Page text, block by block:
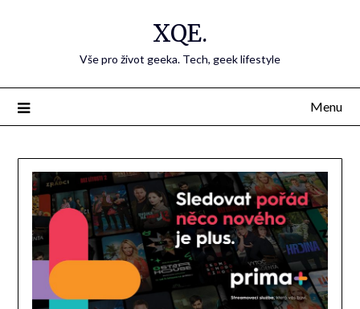
XQE.
Vše pro život geeka. Tech, geek lifestyle
Menu